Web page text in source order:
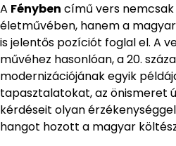
A Fényben című vers
életművében, hanem a
is jelentős pozíciót foglal el. A
művéhez hasonlóan, a 20.
modernizációjának egyik
tapasztalatokat, az önismeret
kérdéseit olyan
hangot hozott a magyar